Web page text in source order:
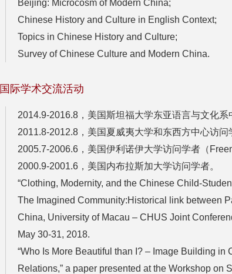
Beijing: Microcosm of Modern China;
Chinese History and Culture in English Context;
Topics in Chinese History and Culture;
Survey of Chinese Culture and Modern China.
国际学术交流活动
2014.9-2016.8，美国斯坦福大学东亚语言与文化系
2011.8-2012.8，美国夏威夷大学和东西方中心访问
2005.7-2006.6，美国伊利诺伊大学访问学者（
2000.9-2001.6，美国内布拉斯加大学访问学者。
“Clothing, Modernity, and the Chinese Child-
The Imagined Community:Historical link between
China, University of Macau – CHUS Joint
May 30-31, 2018.
“Who Is More Beautiful than I? – Image Building in
Relations,” a paper presented at the Workshop on